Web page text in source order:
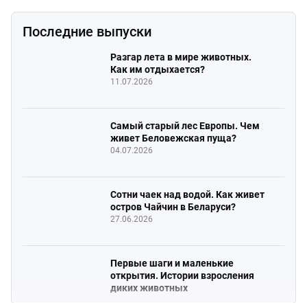
Последние выпуски
Разгар лета в мире животных.
Как им отдыхается?
11.07.2026
Самый старый лес Европы. Чем
живет Беловежская пуща?
04.07.2026
Сотни чаек над водой. Как живет
остров Чайчин в Беларуси?
27.06.2026
Первые шаги и маленькие
открытия. Истории взросления
диких животных